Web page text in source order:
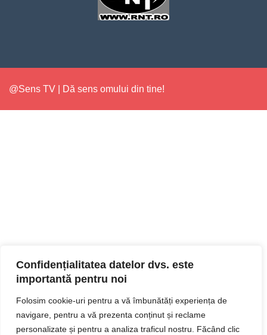
Confidențialitatea datelor dvs. este
importantă pentru noi
Folosim cookie-uri pentru a vă îmbunătăți experiența de
navigare, pentru a vă prezenta conținut și reclame
personalizate și pentru a analiza traficul nostru. Făcând clic
@Sens TV | Dă sens omului din tine!